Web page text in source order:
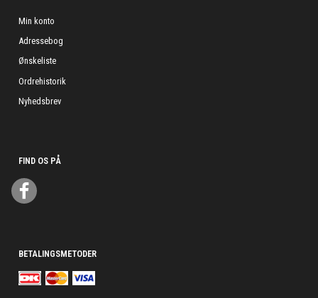
Min konto
Adressebog
Ønskeliste
Ordrehistorik
Nyhedsbrev
FIND OS PÅ
BETALINGSMETODER